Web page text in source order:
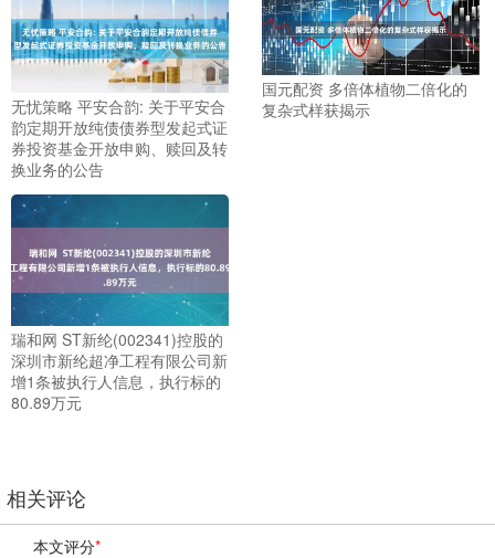
无忧策略 平安合韵: 关于平安合
韵定期开放纯债债券型发起式证
券投资基金开放申购、赎回及转
换业务的公告
国元配资 多倍体植物二倍化的
复杂式样获揭示
瑞和网 ST新纶(002341)控股的
深圳市新纶超净工程有限公司新
增1条被执行人信息，执行标的
80.89万元
相关评论
本文评分*